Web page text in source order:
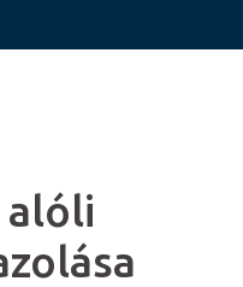
alóli